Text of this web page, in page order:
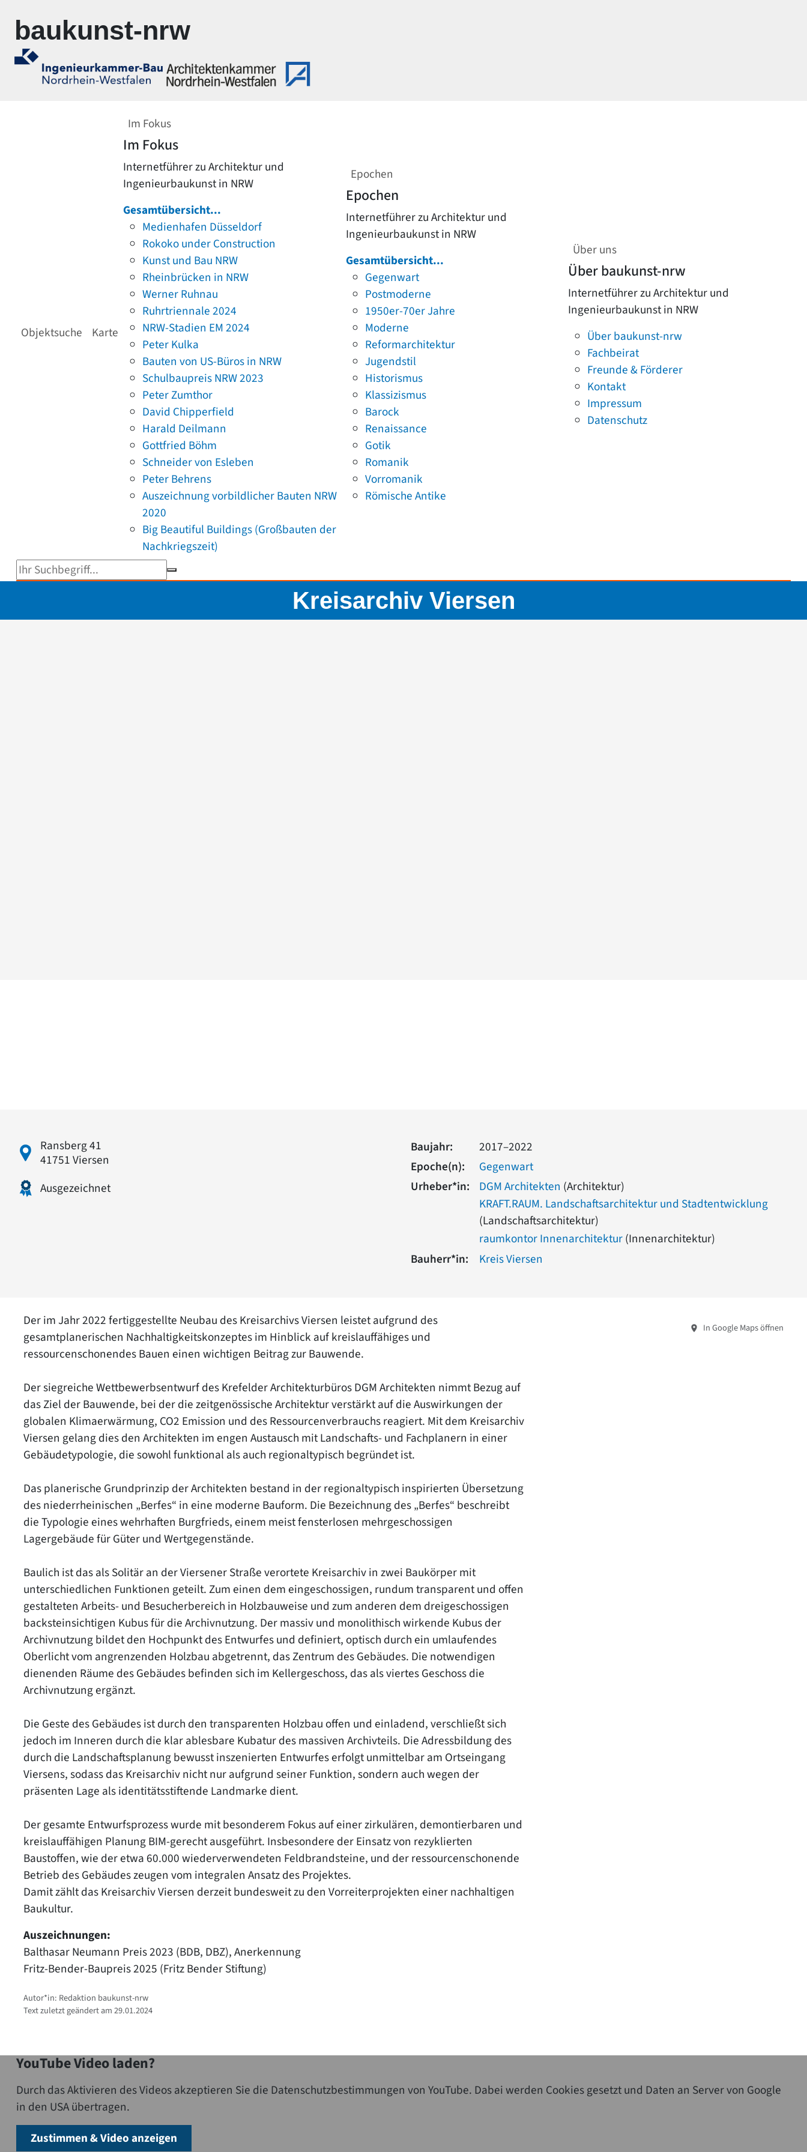
baukunst-nrw
Objektsuche Karte
Im Fokus
Im Fokus
Internetführer zu Architektur und
Ingenieurbaukunst in NRW
Gesamtübersicht...
Medienhafen Düsseldorf
Rokoko under Construction
Kunst und Bau NRW
Rheinbrücken in NRW
Werner Ruhnau
Ruhrtriennale 2024
NRW-Stadien EM 2024
Peter Kulka
Bauten von US-Büros in NRW
Schulbaupreis NRW 2023
Peter Zumthor
David Chipperfield
Harald Deilmann
Gottfried Böhm
Schneider von Esleben
Peter Behrens
Auszeichnung vorbildlicher Bauten NRW
2020
Big Beautiful Buildings (Großbauten der
Nachkriegszeit)
Epochen
Epochen
Internetführer zu Architektur und
Ingenieurbaukunst in NRW
Gesamtübersicht...
Gegenwart
Postmoderne
1950er-70er Jahre
Moderne
Reformarchitektur
Jugendstil
Historismus
Klassizismus
Barock
Renaissance
Gotik
Romanik
Vorromanik
Römische Antike
Über uns
Über baukunst-nrw
Internetführer zu Architektur und
Ingenieurbaukunst in NRW
Über baukunst-nrw
Fachbeirat
Freunde & Förderer
Kontakt
Impressum
Datenschutz
Suchbegriff eingeben
Kreisarchiv Viersen
Ransberg 41
41751 Viersen
Ausgezeichnet
Baujahr:
2017–2022
Epoche(n):
Gegenwart
Urheber*in:
DGM Architekten (Architektur)
KRAFT.RAUM. Landschaftsarchitektur und Stadtentwicklung
(Landschaftsarchitektur)
raumkontor Innenarchitektur(Innenarchitektur)
Bauherr*in:
Kreis Viersen
Der im Jahr 2022 fertiggestellte Neubau des Kreisarchivs Viersen leistet aufgrund des
gesamtplanerischen Nachhaltigkeitskonzeptes im Hinblick auf kreislauffähiges und
ressourcenschonendes Bauen einen wichtigen Beitrag zur Bauwende.
Der siegreiche Wettbewerbsentwurf des Krefelder Architekturbüros DGM Architekten nimmt Bezug auf
das Ziel der Bauwende, bei der die zeitgenössische Architektur verstärkt auf die Auswirkungen der
globalen Klimaerwärmung, CO2 Emission und des Ressourcenverbrauchs reagiert. Mit dem Kreisarchiv
Viersen gelang dies den Architekten im engen Austausch mit Landschafts- und Fachplanern in einer
Gebäudetypologie, die sowohl funktional als auch regionaltypisch begründet ist.
Das planerische Grundprinzip der Architekten bestand in der regionaltypisch inspirierten Übersetzung
des niederrheinischen „Berfes“ in eine moderne Bauform. Die Bezeichnung des „Berfes“ beschreibt
die Typologie eines wehrhaften Burgfrieds, einem meist fensterlosen mehrgeschossigen
Lagergebäude für Güter und Wertgegenstände.
Baulich ist das als Solitär an der Viersener Straße verortete Kreisarchiv in zwei Baukörper mit
unterschiedlichen Funktionen geteilt. Zum einen dem eingeschossigen, rundum transparent und offen
gestalteten Arbeits- und Besucherbereich in Holzbauweise und zum anderen dem dreigeschossigen
backsteinsichtigen Kubus für die Archivnutzung. Der massiv und monolithisch wirkende Kubus der
Archivnutzung bildet den Hochpunkt des Entwurfes und definiert, optisch durch ein umlaufendes
Oberlicht vom angrenzenden Holzbau abgetrennt, das Zentrum des Gebäudes. Die notwendigen
dienenden Räume des Gebäudes befinden sich im Kellergeschoss, das als viertes Geschoss die
Archivnutzung ergänzt.
Die Geste des Gebäudes ist durch den transparenten Holzbau offen und einladend, verschließt sich
jedoch im Inneren durch die klar ablesbare Kubatur des massiven Archivteils. Die Adressbildung des
durch die Landschaftsplanung bewusst inszenierten Entwurfes erfolgt unmittelbar am Ortseingang
Viersens, sodass das Kreisarchiv nicht nur aufgrund seiner Funktion, sondern auch wegen der
präsenten Lage als identitätsstiftende Landmarke dient.
Der gesamte Entwurfsprozess wurde mit besonderem Fokus auf einer zirkulären, demontierbaren und
kreislauffähigen Planung BIM-gerecht ausgeführt. Insbesondere der Einsatz von rezyklierten
Baustoffen, wie der etwa 60.000 wiederverwendeten Feldbrandsteine, und der ressourcenschonende
Betrieb des Gebäudes zeugen vom integralen Ansatz des Projektes.
Damit zählt das Kreisarchiv Viersen derzeit bundesweit zu den Vorreiterprojekten einer nachhaltigen
Baukultur.
Auszeichnungen:
Balthasar Neumann Preis 2023 (BDB, DBZ), Anerkennung
Fritz-Bender-Baupreis 2025 (Fritz Bender Stiftung)
Autor*in: Redaktion baukunst-nrw
Text zuletzt geändert am 29.01.2024
In Google Maps öffnen
YouTube Video laden?
Durch das Aktivieren des Videos akzeptieren Sie die Datenschutzbestimmungen von YouTube. Dabei werden Cookies gesetzt und Daten an Server von Google
in den USA übertragen.
Zustimmen & Video anzeigen